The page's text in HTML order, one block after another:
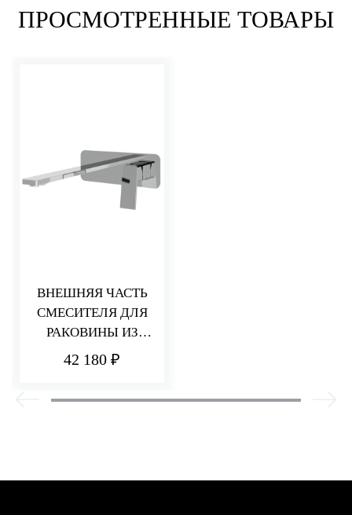
ПРОСМОТРЕННЫЕ ТОВАРЫ
ВНЕШНЯЯ ЧАСТЬ
СМЕСИТЕЛЯ ДЛЯ
РАКОВИНЫ ИЗ
СТЕНЫ 232 ММ
42 180 ₽